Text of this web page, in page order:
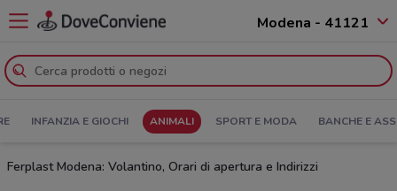
Modena - 41121
INFANZIA E GIOCHI ANIMALI SPORT E MODA BANCHE E
Ferplast Modena: Volantino, Orari di apertura e Indirizzi